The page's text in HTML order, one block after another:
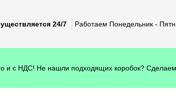
24/7 Работаем Понедельник -
и с НДС! Не нашли подходящих коробок?